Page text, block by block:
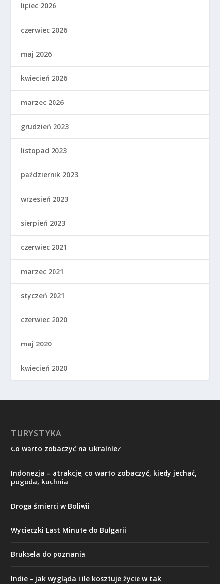
lipiec 2026
czerwiec 2026
maj 2026
kwiecień 2026
marzec 2026
grudzień 2023
listopad 2023
październik 2023
wrzesień 2023
sierpień 2023
czerwiec 2021
marzec 2021
styczeń 2021
czerwiec 2020
maj 2020
kwiecień 2020
TURYSTYKA
Co warto zobaczyć na Ukrainie?
Indonezja – atrakcje, co warto zobaczyć, kiedy jechać,
pogoda, kuchnia
Droga śmierci w Boliwii
Wycieczki Last Minute do Bułgarii
Bruksela do poznania
Indie – jak wygląda i ile kosztuje życie w tak